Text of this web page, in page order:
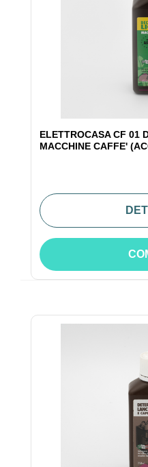
ELETTROCASA CF 01
MACCHINE CAFFE'